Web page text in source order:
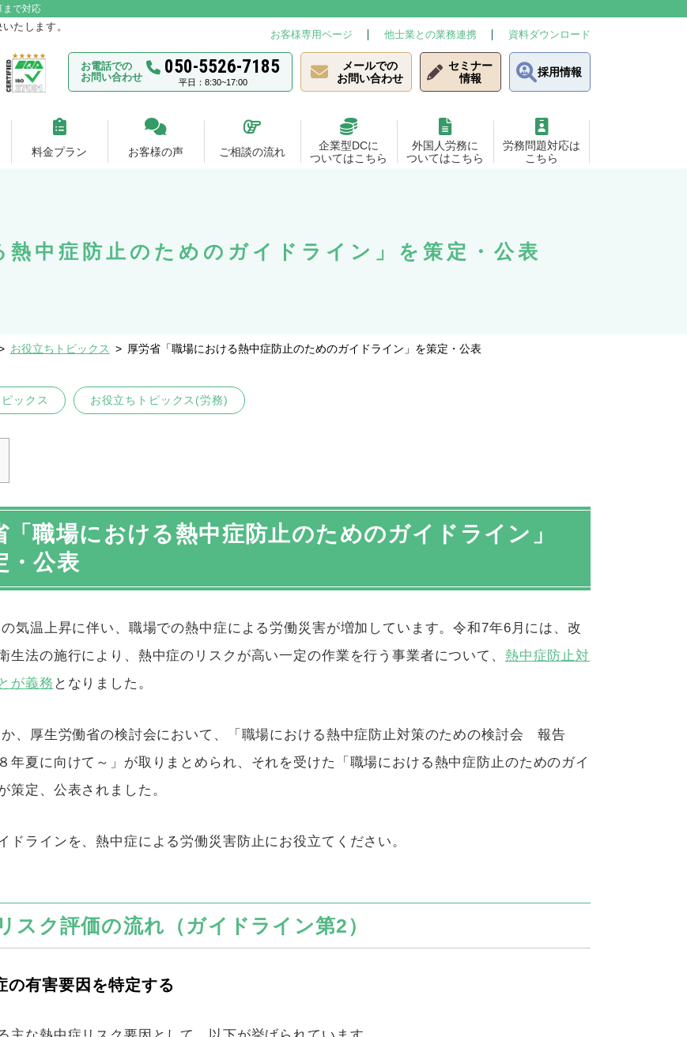
まで対応
たします。
お客様専用ページ 他士業との業務連携 資料ダウンロード
お電話での
お問い合わせ
050-5526-7185
平日：8:30~17:00
メールでの
お問い合わせ
セミナー
情報
採用情報
料金プラン お客様の声 ご相談の流れ
企業型DCに
ついてはこちら
外国人労務に
ついてはこちら
労務問題対応は
こちら
熱中症防止のためのガイドライン」を策定・公表
お役立ちトピックス > 厚労省「職場における熱中症防止のためのガイドライン」を策定・公表
ックス お役立ちトピックス(労務)
「職場における熱中症防止のためのガイドライン」
・公表
気温上昇に伴い、職場での熱中症による労働災害が増加しています。令和7年6 月には、改
生法の施行により、熱中症のリスクが高い一定の作業を行う事業者について、 熱中症防止対
が義務 となりました。
か、厚生労働省の検討会において、「職場における熱中症防止対策のための検討会 報告
夏に向けて～」が取りまとめられ、それを受けた「職場における熱中症防止のためのガイ
策定、公表されました。
ドラインを、熱中症による労働災害防止にお役立てください。
スク評価の流れ（ガイドライン第2）
有害要因を特定する